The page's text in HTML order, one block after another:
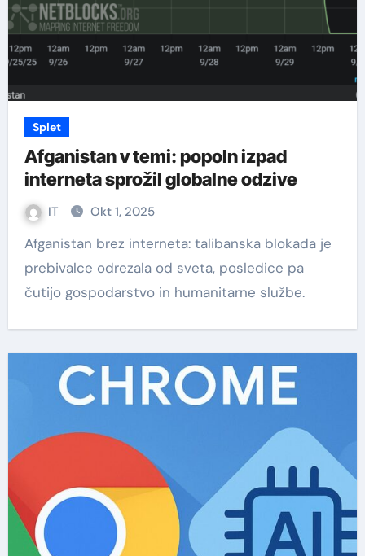
Splet
Afganistan v temi: popoln izpad
interneta sprožil globalne odzive
IT Okt 1, 2025
Afganistan brez interneta: talibanska blokada je
prebivalce odrezala od sveta, posledice pa
čutijo gospodarstvo in humanitarne službe.